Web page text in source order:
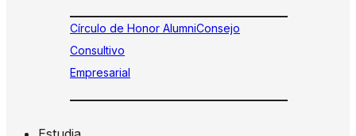
Círculo de Honor AlumniConsejo
Consultivo
Empresarial